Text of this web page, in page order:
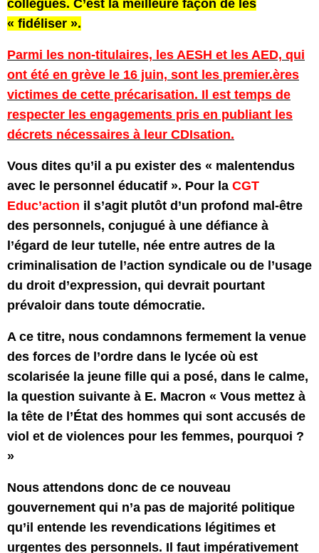
collègues. C’est la meilleure façon de les
« fidéliser ».
Parmi les non-titulaires, les AESH et les AED, qui
ont été en grève le 16 juin, sont les premier.ères
victimes de cette précarisation. Il est temps de
respecter les engagements pris en publiant les
décrets nécessaires à leur CDIsation.
Vous dites qu’il a pu exister des « malentendus
avec le personnel éducatif ». Pour la CGT
Educ’action il s’agit plutôt d’un profond mal-être
des personnels, conjugué à une défiance à
l’égard de leur tutelle, née entre autres de la
criminalisation de l’action syndicale ou de l’usage
du droit d’expression, qui devrait pourtant
prévaloir dans toute démocratie.
A ce titre, nous condamnons fermement la venue
des forces de l’ordre dans le lycée où est
scolarisée la jeune fille qui a posé, dans le calme,
la question suivante à E. Macron « Vous mettez à
la tête de l’État des hommes qui sont accusés de
viol et de violences pour les femmes, pourquoi ?
»
Nous attendons donc de ce nouveau
gouvernement qui n’a pas de majorité politique
qu’il entende les revendications légitimes et
urgentes des personnels. Il faut impérativement